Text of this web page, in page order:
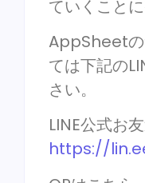
ていくこと
AppSheetの
ては下記の
さい。
LINE公式お
https://